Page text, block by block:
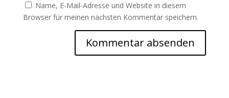
Name, E-Mail-Adresse und Website in diesem
Browser für meinen nächsten Kommentar speichern.